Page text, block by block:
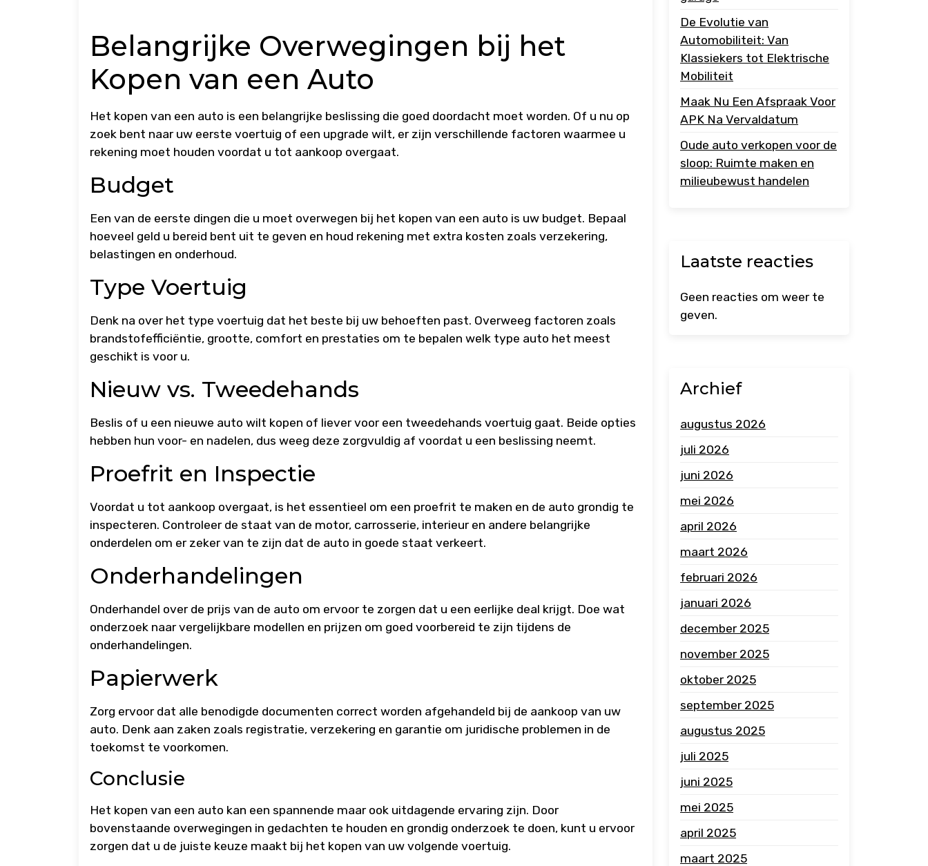
Belangrijke Overwegingen bij het
Kopen van een Auto
Het kopen van een auto is een belangrijke beslissing die goed doordacht moet worden. Of u nu op
zoek bent naar uw eerste voertuig of een upgrade wilt, er zijn verschillende factoren waarmee u
rekening moet houden voordat u tot aankoop overgaat.
Budget
Een van de eerste dingen die u moet overwegen bij het kopen van een auto is uw budget. Bepaal
hoeveel geld u bereid bent uit te geven en houd rekening met extra kosten zoals verzekering,
belastingen en onderhoud.
Type Voertuig
Denk na over het type voertuig dat het beste bij uw behoeften past. Overweeg factoren zoals
brandstofefficiëntie, grootte, comfort en prestaties om te bepalen welk type auto het meest
geschikt is voor u.
Nieuw vs. Tweedehands
Beslis of u een nieuwe auto wilt kopen of liever voor een tweedehands voertuig gaat. Beide opties
hebben hun voor- en nadelen, dus weeg deze zorgvuldig af voordat u een beslissing neemt.
Proefrit en Inspectie
Voordat u tot aankoop overgaat, is het essentieel om een proefrit te maken en de auto grondig te
inspecteren. Controleer de staat van de motor, carrosserie, interieur en andere belangrijke
onderdelen om er zeker van te zijn dat de auto in goede staat verkeert.
Onderhandelingen
Onderhandel over de prijs van de auto om ervoor te zorgen dat u een eerlijke deal krijgt. Doe wat
onderzoek naar vergelijkbare modellen en prijzen om goed voorbereid te zijn tijdens de
onderhandelingen.
Papierwerk
Zorg ervoor dat alle benodigde documenten correct worden afgehandeld bij de aankoop van uw
auto. Denk aan zaken zoals registratie, verzekering en garantie om juridische problemen in de
toekomst te voorkomen.
Conclusie
Het kopen van een auto kan een spannende maar ook uitdagende ervaring zijn. Door
bovenstaande overwegingen in gedachten te houden en grondig onderzoek te doen, kunt u ervoor
zorgen dat u de juiste keuze maakt bij het kopen van uw volgende voertuig.
De Evolutie van
Automobiliteit: Van
Klassiekers tot Elektrische
Mobiliteit
Maak Nu Een Afspraak Voor
APK Na Vervaldatum
Oude auto verkopen voor de
sloop: Ruimte maken en
milieubewust handelen
Laatste reacties
Geen reacties om weer te
geven.
Archief
augustus 2026
juli 2026
juni 2026
mei 2026
april 2026
maart 2026
februari 2026
januari 2026
december 2025
november 2025
oktober 2025
september 2025
augustus 2025
juli 2025
juni 2025
mei 2025
april 2025
maart 2025